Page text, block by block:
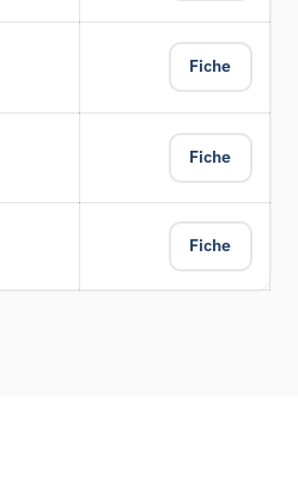
Fiche
Fiche
Fiche